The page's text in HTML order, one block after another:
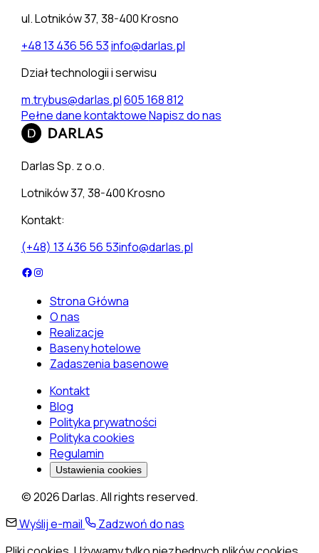
ul. Lotników 37, 38-400 Krosno
+48 13 436 56 53info@darlas.pl
Dział technologii i serwisu
m.trybus@darlas.pl605 168 812
Pełne dane kontaktoweNapisz do nas
Darlas Sp. z o.o.
Lotników 37, 38-400 Krosno
Kontakt:
(+48) 13 436 56 53info@darlas.pl
Strona Główna
O nas
Realizacje
Baseny hotelowe
Zadaszenia basenowe
Kontakt
Blog
Polityka prywatności
Polityka cookies
Regulamin
Ustawienia cookies
© 2026 Darlas. All rights reserved.
Wyślij e-mail
Zadzwoń do nas